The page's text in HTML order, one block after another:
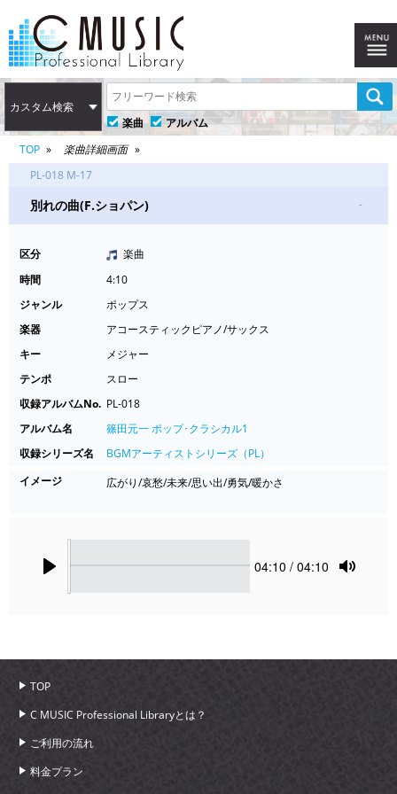
カスタム検索
楽曲
アルバム
TOP
楽曲詳細画面
PL-018 M-17
別れの曲(F.ショパン) -
区分
楽曲
時間
4:10
ジャンル
ポップス
楽器
アコースティックピアノ/サックス
キー
メジャー
テンポ
スロー
収録アルバムNo. PL-018
アルバム名
篠田元一 ポップ･クラシカル1
収録シリーズ名
BGMアーティストシリーズ（PL）
イメージ
広がり/哀愁/未来/思い出/勇気/暖かさ
Current
04:10 / 04:10
TOP
C MUSIC Professional Libraryとは？
ご利用の流れ
料金プラン